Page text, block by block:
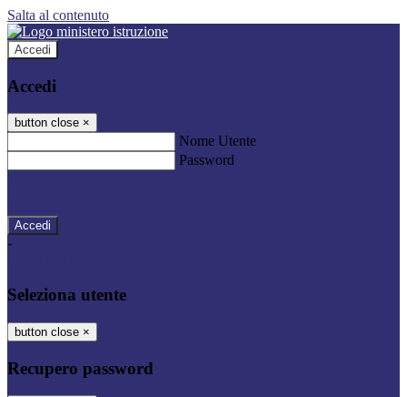
Salta al contenuto
Accedi
Accedi
button close ×
Nome Utente
Password
-
Seleziona utente
button close ×
Recupero password